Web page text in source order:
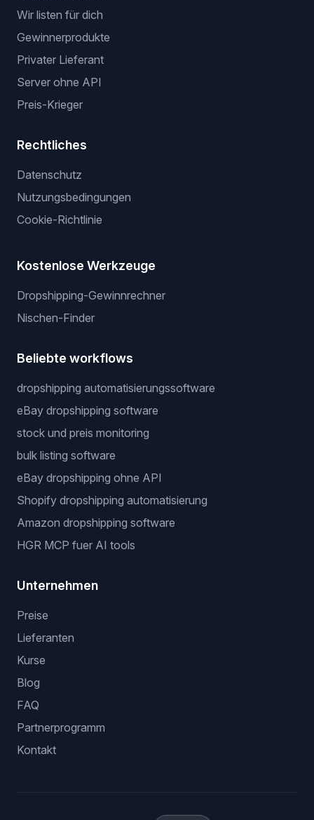
Wir listen für dich
Gewinnerprodukte
Privater Lieferant
Server ohne API
Preis-Krieger
Rechtliches
Datenschutz
Nutzungsbedingungen
Cookie-Richtlinie
Kostenlose Werkzeuge
Dropshipping-Gewinnrechner
Nischen-Finder
Beliebte workflows
dropshipping automatisierungssoftware
eBay dropshipping software
stock und preis monitoring
bulk listing software
eBay dropshipping ohne API
Shopify dropshipping automatisierung
Amazon dropshipping software
HGR MCP fuer AI tools
Unternehmen
Preise
Lieferanten
Kurse
Blog
FAQ
Partnerprogramm
Kontakt